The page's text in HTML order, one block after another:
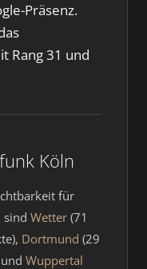
Präsenz.
Rang 31 und
Köln
für
sind Wetter (71
Dortmund (29
Wuppertal